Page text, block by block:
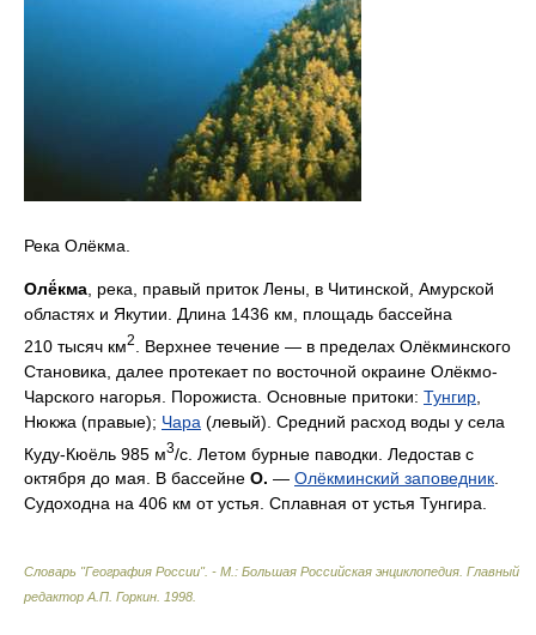
Река Олёкма.
Олё́кма , река, правый приток Лены, в Читинской, Амурской
областях и Якутии. Длина 1436 км, площадь бассейна
210 тысяч км2
. Верхнее течение — в пределах Олёкминского
Становика, далее протекает по восточной окраине Олёкмо-
Чарского нагорья. Порожиста. Основные притоки: Тунгир
Нюкжа (правые); Чара (левый). Средний расход воды у села
Куду-Кюёль 985 м3/с. Летом бурные паводки. Ледостав с
октября до мая. В бассейне О. — Олёкминский заповедник.
Судоходна на 406 км от устья. Сплавная от устья Тунгира.
Словарь "География России". - М.: Большая Российская энциклопедия Главный
редактор А.П. Горкин 1998